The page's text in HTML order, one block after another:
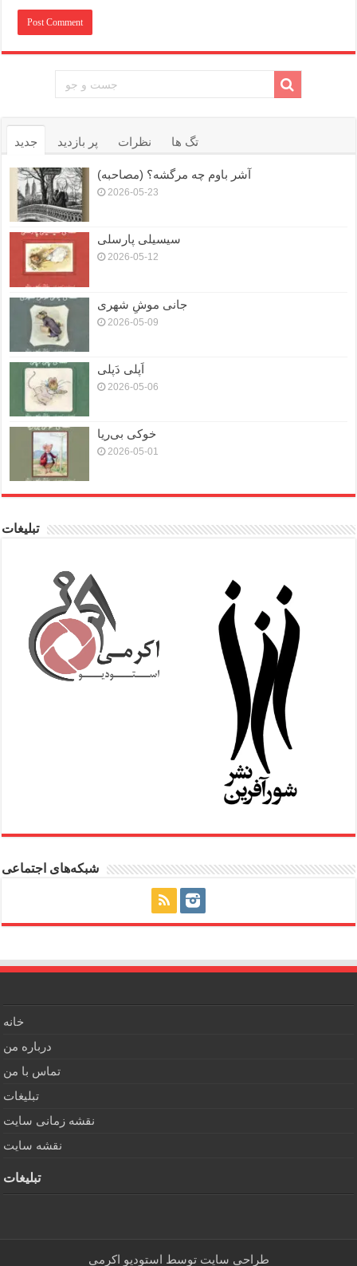
جدید پر بازدید نظرات تگ ها
آشر باوم چه مرگشه؟ (مصاحبه)
2026-05-23
سیسیلی پارسلی
2026-05-12
جانی موشِ شهری
2026-05-09
اَپلی دَپلی
2026-05-06
خوکی بی‌ریا
2026-05-01
تبلیغات
شبکه‌های اجتماعی
خانه
درباره من
تماس با من
تبلیغات
نقشه زمانی سایت
نقشه سایت
تبلیغات
طراحی سایت توسط استودیو اکرمی